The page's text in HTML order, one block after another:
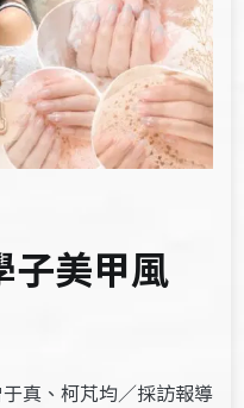
子美甲風
真、柯芃均／採訪報導